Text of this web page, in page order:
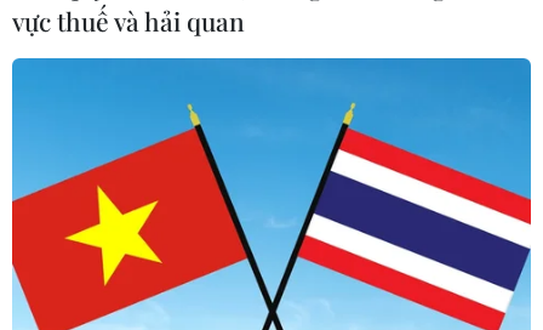
trình phát triển đất nước
trưởng thành, Hội Nông dân Việt
Nam đã khẳng định vai trò cầu
nối giữa Đảng với nông dân, phát
huy sức mạnh giai cấp nông dân
trong sự nghiệp phát triển và bảo
vệ Tổ quốc.
vực thuế và hải quan